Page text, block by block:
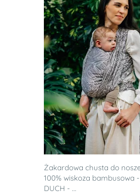
Żakardowa chusta do
100% wiskoza bambusowa -
DUCH - ...